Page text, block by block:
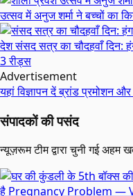
उत्सव में अनुज शर्मा ने बच्चों का
देशसंसद सत्र का चौदहवाँ दिन:
3 रीड्स
Advertisement
यहां विज्ञापन देंब्रांड प्रमोशन
संपादकों की पसंद
न्यूज़रूम टीम द्वारा चुनी गई अहम